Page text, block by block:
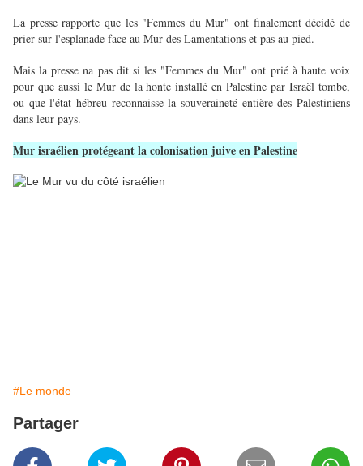
La presse rapporte que les "Femmes du Mur" ont finalement décidé de
prier sur l'esplanade face au Mur des Lamentations et pas au pied.
Mais la presse na pas dit si les "Femmes du Mur" ont prié à haute voix
pour que aussi le Mur de la honte installé en Palestine par Israël tombe,
ou que l'état hébreu reconnaisse la souveraineté entière des Palestiniens
dans leur pays.
Mur israélien protégeant la colonisation juive en Palestine
#Le monde
Partager